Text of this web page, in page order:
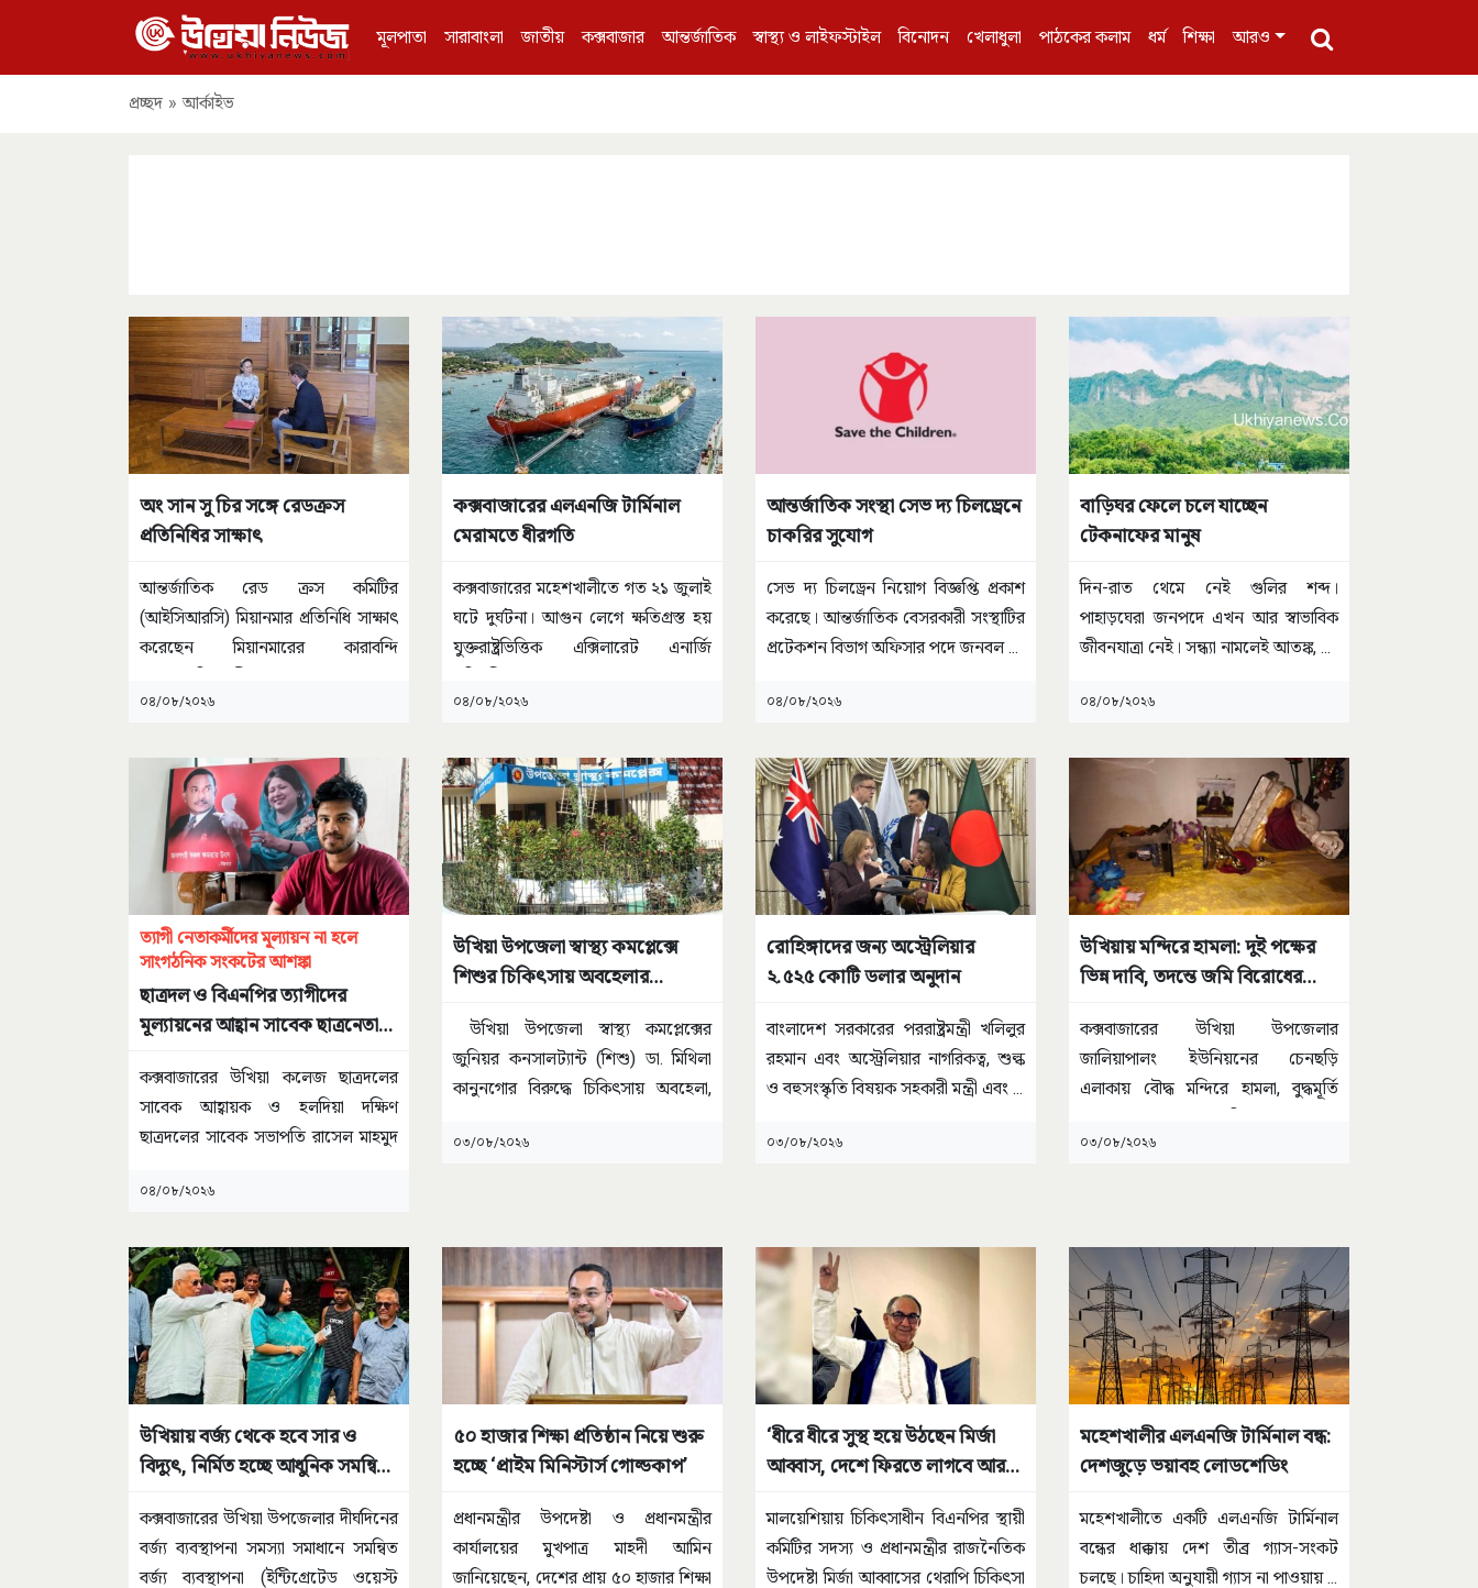
মূলপাতা সারাবাংলা জাতীয় কক্সবাজার আন্তর্জাতিক স্বাস্থ্য ও লাইফস্টাইল বিনোদন খেলাধুলা পাঠকের কলাম ধর্ম শিক্ষা আরও
প্রচ্ছদ » আর্কাইভ
অং সান সু চির সঙ্গে রেডক্রস
প্রতিনিধির সাক্ষাৎ
আন্তর্জাতিক রেড ক্রস কমিটির
(আইসিআরসি) মিয়ানমার প্রতিনিধি সাক্ষাৎ
করেছেন মিয়ানমারের কারাবন্দি
০৪/০৮/২০২৬
কক্সবাজারের এলএনজি টার্মিনাল
মেরামতে ধীরগতি
কক্সবাজারের মহেশখালীতে গত ২১ জুলাই
ঘটে দুর্ঘটনা। আগুন লেগে ক্ষতিগ্রস্ত হয়
যুক্তরাষ্ট্রভিত্তিক এক্সিলারেট এনার্জি
০৪/০৮/২০২৬
আন্তর্জাতিক সংস্থা সেভ দ্য চিলড্রেনে
চাকরির সুযোগ
সেভ দ্য চিলড্রেন নিয়োগ বিজ্ঞপ্তি প্রকাশ
করেছে। আন্তর্জাতিক বেসরকারী সংস্থাটির
প্রটেকশন বিভাগ অফিসার পদে জনবল...
০৪/০৮/২০২৬
বাড়িঘর ফেলে চলে যাচ্ছেন
টেকনাফের মানুষ
দিন-রাত থেমে নেই গুলির শব্দ।
পাহাড়ঘেরা জনপদে এখন আর স্বাভাবিক
জীবনযাত্রা নেই। সন্ধ্যা নামলেই আতঙ্ক, ...
০৪/০৮/২০২৬
ত্যাগী নেতাকর্মীদের মূল্যায়ন না হলে
সাংগঠনিক সংকটের আশঙ্কা
ছাত্রদল ও বিএনপির ত্যাগীদের
মূল্যায়নের আহ্বান সাবেক ছাত্রনেতা
কক্সবাজারের উখিয়া কলেজ ছাত্রদলের
সাবেক আহ্বায়ক ও হলদিয়া দক্ষিণ
ছাত্রদলের সাবেক সভাপতি রাসেল মাহমুদ
০৪/০৮/২০২৬
উখিয়া উপজেলা স্বাস্থ্য কমপ্লেক্সে
শিশুর চিকিৎসায় অবহেলার
উখিয়া উপজেলা স্বাস্থ্য কমপ্লেক্সের
জুনিয়র কনসালট্যান্ট (শিশু) ডা. মিথিলা
কানুনগোর বিরুদ্ধে চিকিৎসায় অবহেলা,
০৩/০৮/২০২৬
রোহিঙ্গাদের জন্য অস্ট্রেলিয়ার
২.৫২৫ কোটি ডলার অনুদান
বাংলাদেশ সরকারের পররাষ্ট্রমন্ত্রী খলিলুর
রহমান এবং অস্ট্রেলিয়ার নাগরিকত্ব, শুল্ক
ও বহুসংস্কৃতি বিষয়ক সহকারী মন্ত্রী এবং ...
০৩/০৮/২০২৬
উখিয়ায় মন্দিরে হামলা: দুই পক্ষের
ভিন্ন দাবি, তদন্তে জমি বিরোধের
কক্সবাজারের উখিয়া উপজেলার
জালিয়াপালং ইউনিয়নের চেনছড়ি
এলাকায় বৌদ্ধ মন্দিরে হামলা, বুদ্ধমূর্তি
০৩/০৮/২০২৬
উখিয়ায় বর্জ্য থেকে হবে সার ও
বিদ্যুৎ, নির্মিত হচ্ছে আধুনিক সমন্বিত
কক্সবাজারের উখিয়া উপজেলার দীর্ঘদিনের
বর্জ্য ব্যবস্থাপনা সমস্যা সমাধানে সমন্বিত
বর্জ্য ব্যবস্থাপনা (ইন্টিগ্রেটেড ওয়েস্ট
৫০ হাজার শিক্ষা প্রতিষ্ঠান নিয়ে শুরু
হচ্ছে ‘প্রাইম মিনিস্টার্স গোল্ডকাপ’
প্রধানমন্ত্রীর উপদেষ্টা ও প্রধানমন্ত্রীর
কার্যালয়ের মুখপাত্র মাহদী আমিন
জানিয়েছেন, দেশের প্রায় ৫০ হাজার শিক্ষা
‘ধীরে ধীরে সুস্থ হয়ে উঠছেন মির্জা
আব্বাস, দেশে ফিরতে লাগবে আরও
মালয়েশিয়ায় চিকিৎসাধীন বিএনপির স্থায়ী
কমিটির সদস্য ও প্রধানমন্ত্রীর রাজনৈতিক
উপদেষ্টা মির্জা আব্বাসের থেরাপি চিকিৎসা
মহেশখালীর এলএনজি টার্মিনাল বন্ধ:
দেশজুড়ে ভয়াবহ লোডশেডিং
মহেশখালীতে একটি এলএনজি টার্মিনাল
বন্ধের ধাক্কায় দেশ তীব্র গ্যাস-সংকট
চলছে। চাহিদা অনুযায়ী গ্যাস না পাওয়ায়...